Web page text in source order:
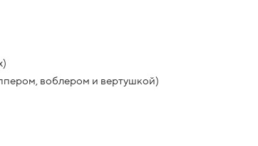
воблером и вертушкой)